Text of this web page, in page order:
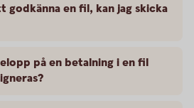
godkänna en fil, kan jag skicka
på en betalning i en fil